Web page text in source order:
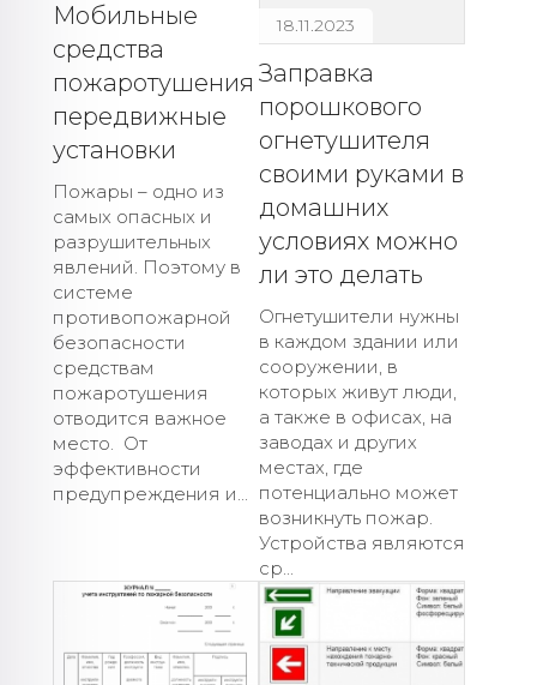
Мобильные
средства
пожаротушения
передвижные
установки
Пожары – одно из
самых опасных и
разрушительных
явлений. Поэтому в
системе
противопожарной
безопасности
средствам
пожаротушения
отводится важное
место. От
эффективности
предупреждения и...
18.11.2023
Заправка
порошкового
огнетушителя
своими руками в
домашних
условиях можно
ли это делать
Огнетушители нужны
в каждом здании или
сооружении, в
которых живут люди,
а также в офисах, на
заводах и других
местах, где
потенциально может
возникнуть пожар.
Устройства являются
ср...